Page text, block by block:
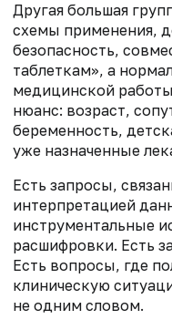
Другая большая
схемы применения,
безопасность,
таблеткам», а
медицинской
нюанс: возраст,
беременность,
уже назначенные
Есть запросы,
интерпретацией
инструментальные
расшифровки. Есть
Есть вопросы, где
клиническую
не одним словом.